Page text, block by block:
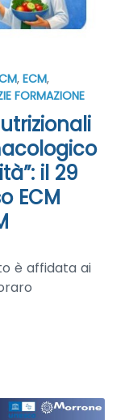
, ECM,
FORMAZIONE
il 29
ECM
è affidata ai